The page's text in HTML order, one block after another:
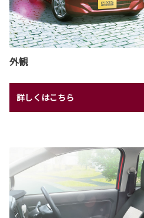
外観
詳しくはこちら